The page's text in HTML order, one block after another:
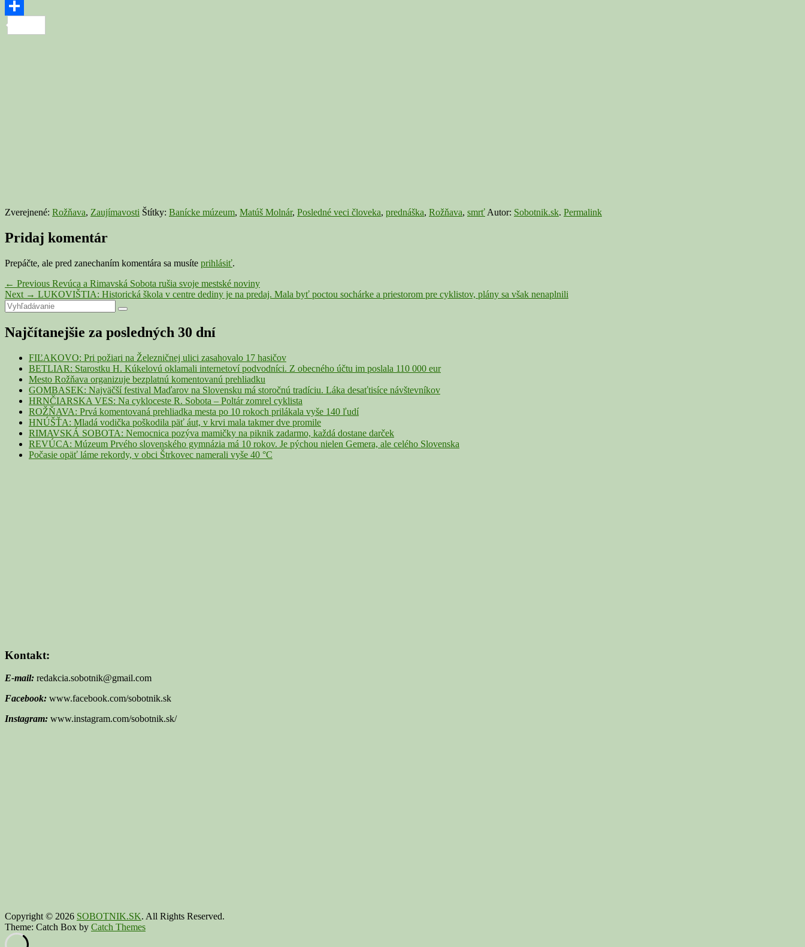
Copy
Link
Zverejnené: Rožňava, Zaujímavosti Štítky: Banícke múzeum, Matúš Molnár, Posledné veci človeka, prednáška, Rožňava, smrť Autor: Sobotnik.sk. Permalink
Pridaj komentár
Prepáčte, ale pred zanechaním komentára sa musíte prihlásiť.
Navigácia
v
článku
← Previous Previous
post:
Revúca a Rimavská Sobota rušia svoje mestské noviny
Next → Next
post:
LUKOVIŠTIA: Historická škola v centre dediny je na predaj. Mala byť poctou sochárke a priestorom pre cyklistov, plány sa však nenaplnili
Primary
Sidebar
Widget
Area
Search
for:
Search
Najčítanejšie za posledných 30 dní
FIĽAKOVO: Pri požiari na Železničnej ulici zasahovalo 17 hasičov
BETLIAR: Starostku H. Kúkelovú oklamali internetoví podvodníci. Z obecného účtu im poslala 110 000 eur
Mesto Rožňava organizuje bezplatnú komentovanú prehliadku
GOMBASEK: Najväčší festival Maďarov na Slovensku má storočnú tradíciu. Láka desaťtisíce návštevníkov
HRNČIARSKA VES: Na cykloceste R. Sobota – Poltár zomrel cyklista
ROŽŇAVA: Prvá komentovaná prehliadka mesta po 10 rokoch prilákala vyše 140 ľudí
HNÚŠŤA: Mladá vodička poškodila päť áut, v krvi mala takmer dve promile
RIMAVSKÁ SOBOTA: Nemocnica pozýva mamičky na piknik zadarmo, každá dostane darček
REVÚCA: Múzeum Prvého slovenského gymnázia má 10 rokov. Je pýchou nielen Gemera, ale celého Slovenska
Počasie opäť láme rekordy, v obci Štrkovec namerali vyše 40 °C
Kontakt:
E-mail: redakcia.sobotnik@gmail.com
Facebook: www.facebook.com/sobotnik.sk
Instagram: www.instagram.com/sobotnik.sk/
Copyright © 2026 SOBOTNIK.SK. All Rights Reserved.
Theme: Catch Box by Catch Themes
Scroll